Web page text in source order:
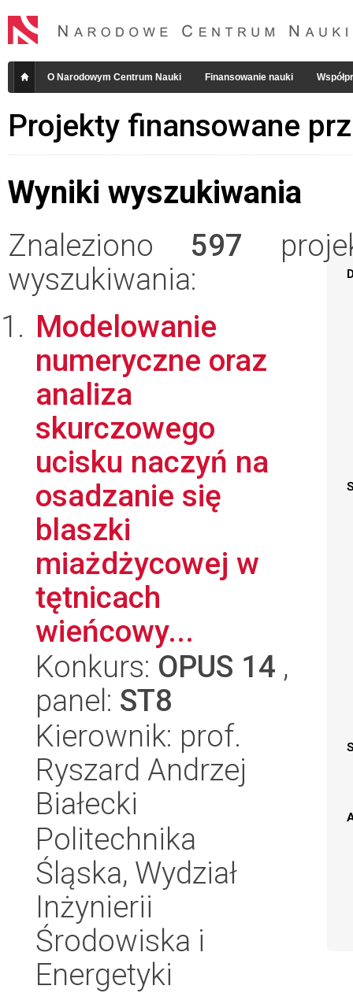
O Narodowym Centrum Nauki Finansowanie nauki
Projekty finansowane
Wyniki wyszukiwania
Znaleziono 597
wyszukiwania:
Modelowanie
numeryczne oraz
analiza
skurczowego
ucisku naczyń na
osadzanie się
blaszki
miażdżycowej w
tętnicach
wieńcowy...
Konkurs: OPUS 14 ,
panel: ST8
Kierownik: prof.
Ryszard Andrzej
Białecki
Politechnika
Śląska, Wydział
Inżynierii
Środowiska i
Energetyki